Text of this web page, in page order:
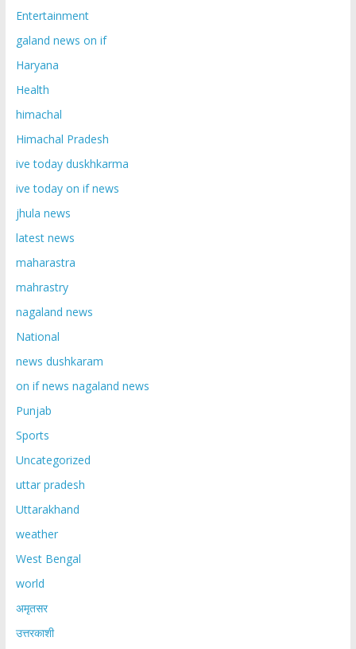
Entertainment
galand news on if
Haryana
Health
himachal
Himachal Pradesh
ive today duskhkarma
ive today on if news
jhula news
latest news
maharastra
mahrastry
nagaland news
National
news dushkaram
on if news nagaland news
Punjab
Sports
Uncategorized
uttar pradesh
Uttarakhand
weather
West Bengal
world
अमृतसर
उत्तरकाशी